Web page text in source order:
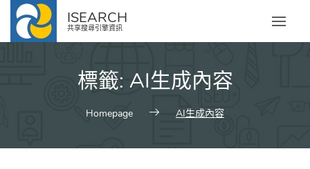
Skip
content
ISEARCH
共享搜尋引擎資訊
標籤: AI生成內容
Homepage AI生成內容